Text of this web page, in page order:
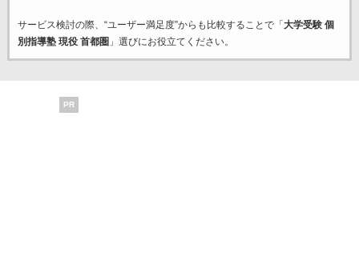
サービス検討の際、“ユーザー満足度”からも比較することで「 大学受験 個
別指導塾 現役 首都圏 」選びにお役立てください。
PR